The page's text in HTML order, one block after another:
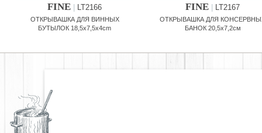
FINE LT2166
ОТКРЫВАШКА ДЛЯ ВИННЫХ
БУТЫЛОК 18,5x7,5x4cm
FINE LT2167
ОТКРЫВАШКА ДЛЯ
БАНОК 20,5x7,2см